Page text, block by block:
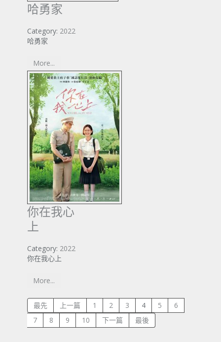
哈勇家
Category: 2022
哈勇家
More...
你在我心
上
Category: 2022
你在我心上
More...
最先 上一篇 1 2 3 4 5
6
7
8 9 10 下一篇 最後